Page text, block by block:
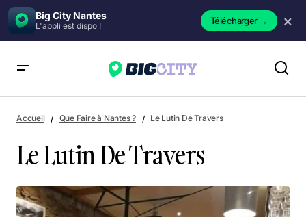
Big City Nantes
L'appli est dispo ! Télécharger→ ×
Accueil Que Faire à Nantes ? Le Lutin De Travers
Le Lutin De Travers